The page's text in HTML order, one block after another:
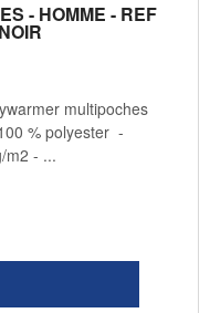
- HOMME - REF
multipoches
% polyester -
m2 - ...